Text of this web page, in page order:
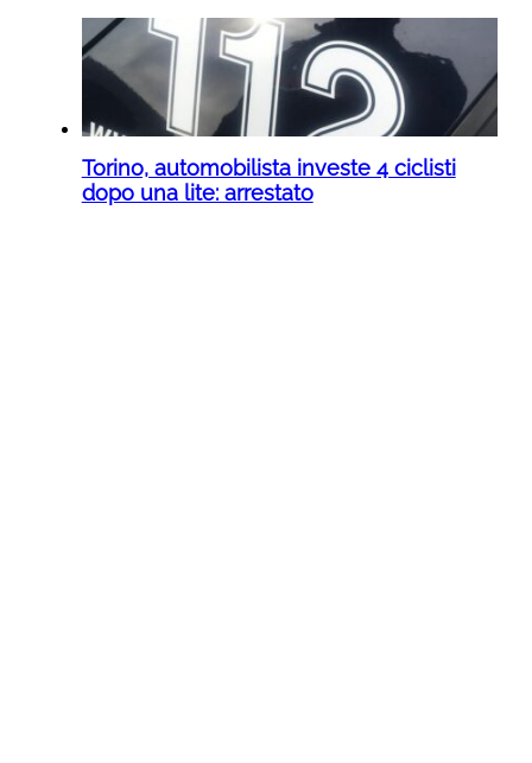
Torino, automobilista investe 4 ciclisti
dopo una lite: arrestato